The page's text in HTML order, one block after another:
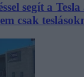
segít a
csak